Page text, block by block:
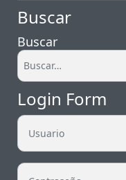
Buscar
Buscar
Login Form
Usuario
Contraseña